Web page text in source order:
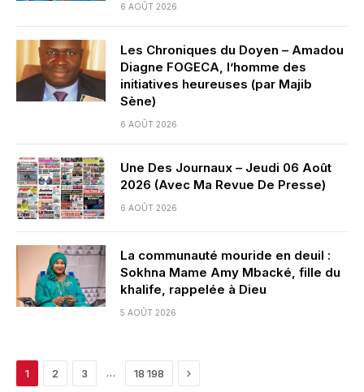
6 AOÛT 2026
Les Chroniques du Doyen – Amadou
Diagne FOGECA, l’homme des
initiatives heureuses (par Majib
Sène)
6 AOÛT 2026
Une Des Journaux – Jeudi 06 Août
2026 (Avec Ma Revue De Presse)
6 AOÛT 2026
La communauté mouride en deuil :
Sokhna Mame Amy Mbacké, fille du
khalife, rappelée à Dieu
5 AOÛT 2026
1 2 3 … 18 198 Next